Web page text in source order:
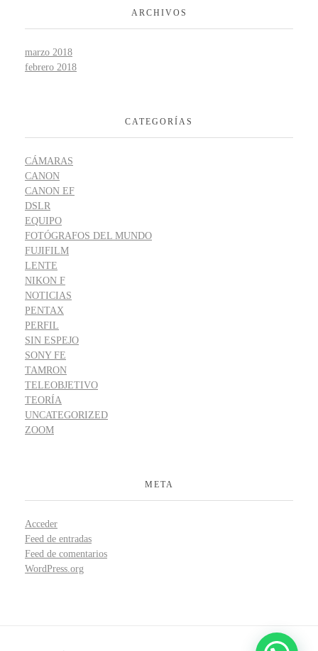
ARCHIVOS
marzo 2018
febrero 2018
CATEGORÍAS
CÁMARAS
CANON
CANON EF
DSLR
EQUIPO
FOTÓGRAFOS DEL MUNDO
FUJIFILM
LENTE
NIKON F
NOTICIAS
PENTAX
PERFIL
SIN ESPEJO
SONY FE
TAMRON
TELEOBJETIVO
TEORÍA
UNCATEGORIZED
ZOOM
META
Acceder
Feed de entradas
Feed de comentarios
WordPress.org